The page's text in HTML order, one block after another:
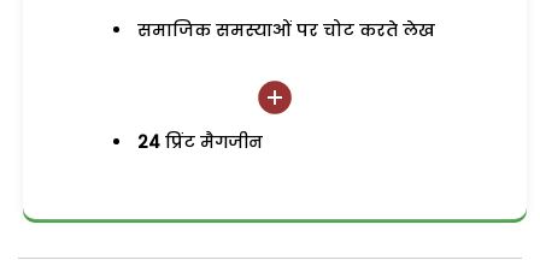
समाजिक समस्याओं पर चोट करते लेख
24 प्रिंट मैगजीन